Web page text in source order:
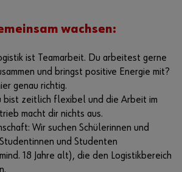
wachsen:
ist Teamarbeit. Du arbeitest gerne
und bringst positive Energie mit?
genau richtig.
bist zeitlich flexibel und die Arbeit im
macht dir nichts aus.
Wir suchen Schülerinnen und
und Studenten
18 Jahre alt), die den Logistikbereich